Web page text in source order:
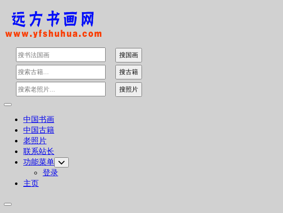
Skip
content
Expand
中国书画
中国古籍
老照片
联系站长
功能菜单 Toggle
Child
Menu
登录
主页
Expand